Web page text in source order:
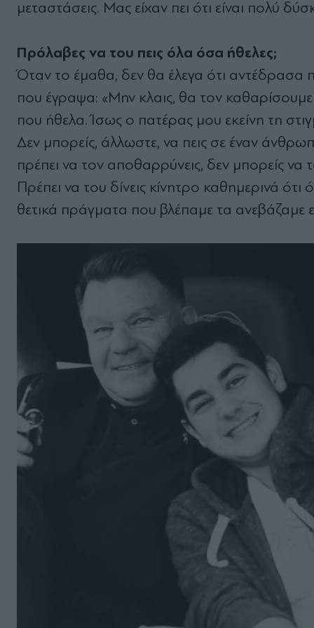
µεταστάσεις. Μας είχαν πει ότι είναι πολύ
Πρόλαβες να του πεις όλα όσα ήθελες;
Όταν το έµαθα, δεν θα έλεγα ότι αντέδρασα
που έγραψα: «Μην κλαις, θα τον
που ήθελα. Ίσως ο πατέρας µου εκείνη τη
∆εν µπορείς, άλλωστε, να πεις σε έναν
πρέπει να τον αποθαρρύνεις, δεν µπορείς να
Πρέπει να του δίνεις κίνητρο καθηµερινά
θετικά πράγµατα που βλέπαµε τα ανεβάζαµε